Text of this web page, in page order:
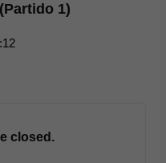
1)
closed.